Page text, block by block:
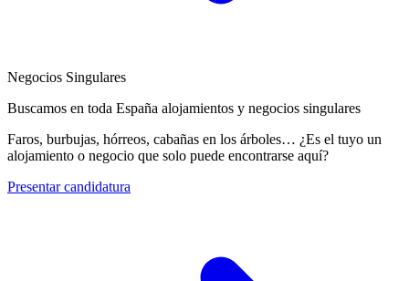
Negocios Singulares
Buscamos en toda España alojamientos y negocios singulares
Faros, burbujas, hórreos, cabañas en los árboles… ¿Es el tuyo un
alojamiento o negocio que solo puede encontrarse aquí?
Presentar candidatura